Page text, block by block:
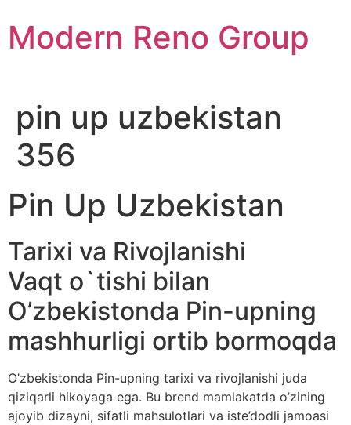
to
content
Modern Reno Group
pin up uzbekistan
356
Pin Up Uzbekistan
Tarixi va Rivojlanishi
Vaqt o`tishi bilan
O’zbekistonda Pin-upning
mashhurligi ortib bormoqda
O’zbekistonda Pin-upning tarixi va rivojlanishi juda
qiziqarli hikoyaga ega. Bu brend mamlakatda o’zining
ajoyib dizayni, sifatli mahsulotlari va iste’dodli jamoasi